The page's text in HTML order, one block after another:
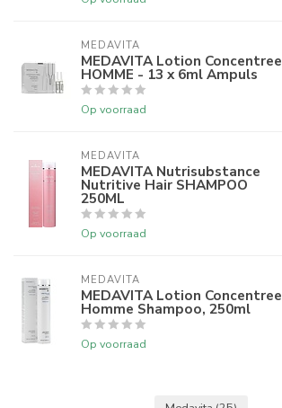
MEDAVITA
MEDAVITA Lotion Concentree
HOMME - 13 x 6ml Ampuls
Op voorraad
MEDAVITA
MEDAVITA Nutrisubstance
Nutritive Hair SHAMPOO
250ML
Op voorraad
MEDAVITA
MEDAVITA Lotion Concentree
Homme Shampoo, 250ml
Op voorraad